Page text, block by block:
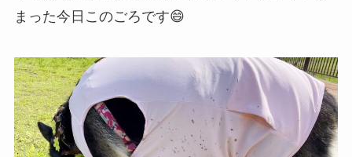
まった今日このごろです😄